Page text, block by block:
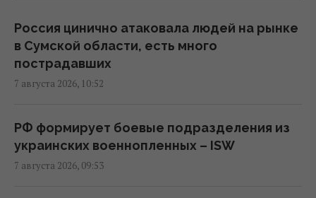
можно ставить без согласия соседей, а
когда нельзя
07:50 пятница, 07 августа 2026
рассказали Reuters об охоте российских
дронов
07:46 пятница, 07 августа 2026
Россия цинично атаковала людей на рынке
в Сумской области, есть много
пострадавших
7 августа 2026, 10:52
РФ формирует боевые подразделения из
украинских военнопленных – ISW
7 августа 2026, 09:53